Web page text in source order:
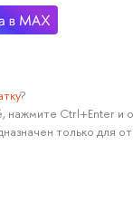
?
нажмите Ctrl+Enter и
только для